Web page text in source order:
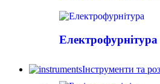
Електрофурнітура
Інструменти та